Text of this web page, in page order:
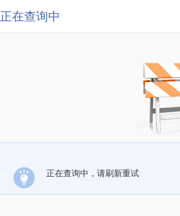
正在查询中
正在查询中，请刷新重试